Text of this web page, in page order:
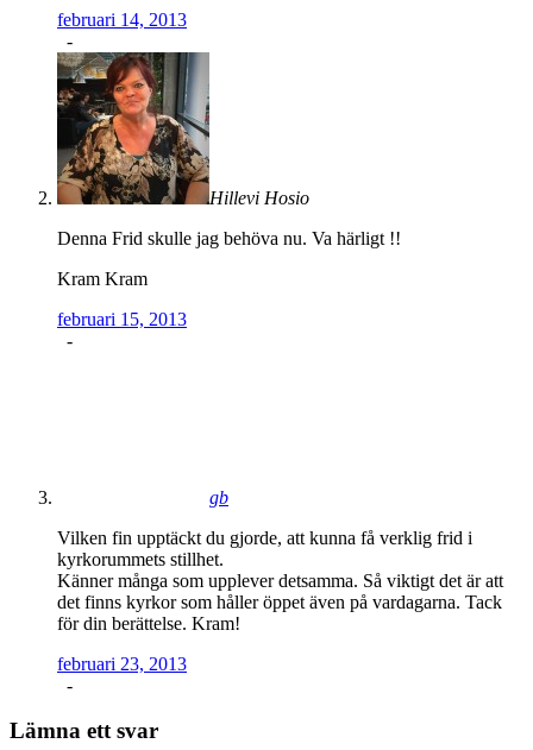
februari 14, 2013
-
Hillevi Hosio
Denna Frid skulle jag behöva nu. Va härligt !!
Kram Kram
februari 15, 2013
-
gb
Vilken fin upptäckt du gjorde, att kunna få verklig frid i
kyrkorummets stillhet.
Känner många som upplever detsamma. Så viktigt det är att
det finns kyrkor som håller öppet även på vardagarna. Tack
för din berättelse. Kram!
februari 23, 2013
-
Lämna ett svar